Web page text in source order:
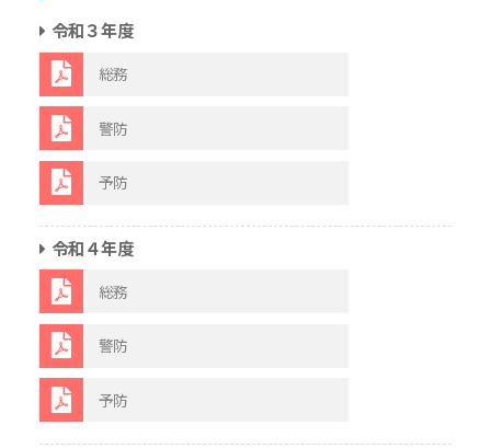
令和３年度
総務
警防
予防
令和４年度
総務
警防
予防